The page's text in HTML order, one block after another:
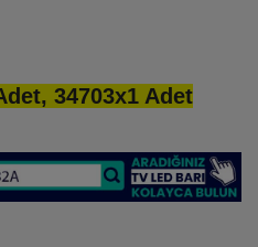
34703x1 Adet